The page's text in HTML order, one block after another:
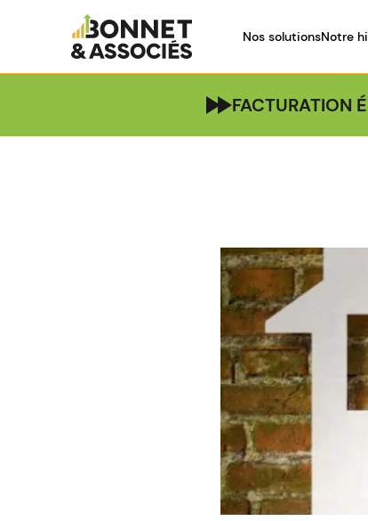
Nos solutionsNotre
FACTURATION